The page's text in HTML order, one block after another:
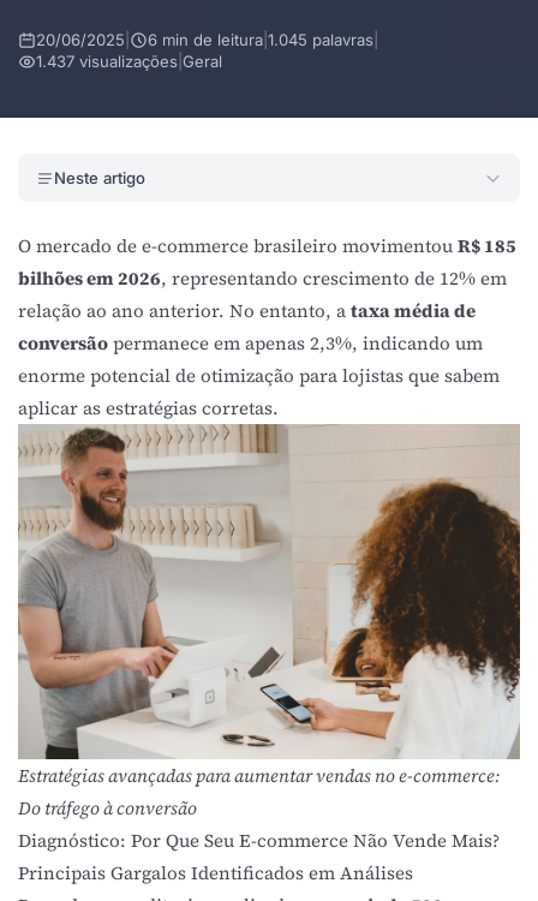
20/06/2025 6 min de leitura 1.045 palavras
1.437 visualizações Geral
Neste artigo
O mercado de e-commerce brasileiro movimentouR$ 185
bilhões em 2026, representando crescimento de 12% em
relação ao ano anterior. No entanto, ataxa média de
conversãopermanece em apenas 2,3%, indicando um
enorme potencial de otimização para lojistas que sabem
aplicar as estratégias corretas.
Estratégias avançadas para aumentar vendas no e-commerce:
Do tráfego à conversão
Diagnóstico: Por Que Seu E-commerce Não Vende Mais?
Principais Gargalos Identificados em Análises